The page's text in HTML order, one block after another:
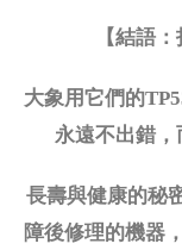
【結語
大象用它們的
永遠不出錯，
長壽與健康的秘
障後修理的機器